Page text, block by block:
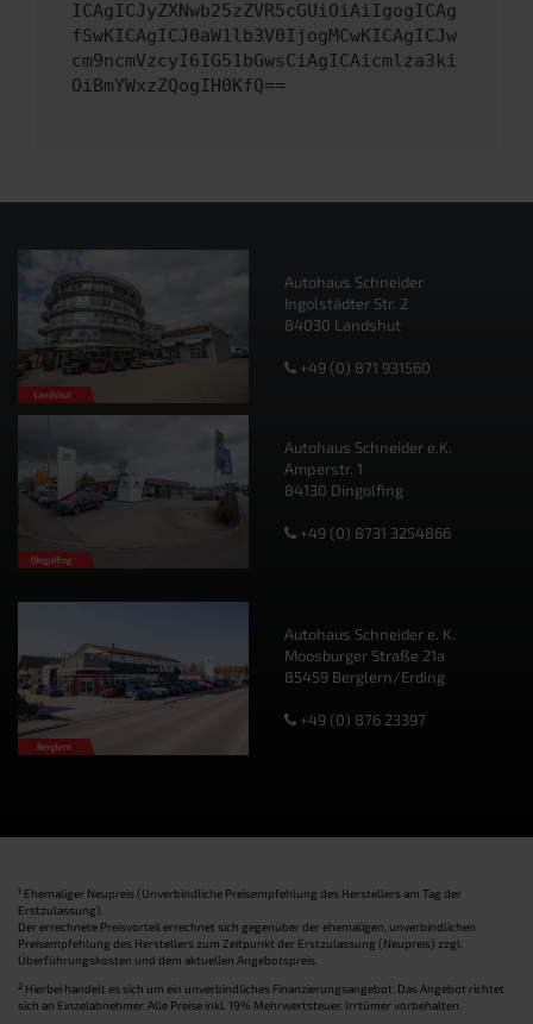
ICAgICJyZXNwb25zZVR5cGUiOiAiIgogICAg
fSwKICAgICJ0aW1lb3V0IjogMCwKICAgICJw
cm9ncmVzcyI6IG51bGwsCiAgICAicmlza3ki
OiBmYWxzZQogIH0KfQ==
Autohaus Schneider
Ingolstädter Str. 2
84030 Landshut
+49 (0) 871 931560
Autohaus Schneider e.K.
Amperstr. 1
84130 Dingolfing
+49 (0) 8731 3254866
Autohaus Schneider e. K.
Moosburger Straße 21a
85459 Berglern/Erding
+49 (0) 876 23397
1 Ehemaliger Neupreis (Unverbindliche Preisempfehlung des Herstellers am Tag der
Erstzulassung).
Der errechnete Preisvorteil errechnet sich gegenüber der ehemaligen, unverbindlichen
Preisempfehlung des Herstellers zum Zeitpunkt der Erstzulassung (Neupreis) zzgl.
Überführungskosten und dem aktuellen Angebotspreis.
2 Hierbei handelt es sich um ein unverbindliches Finanzierungsangebot. Das Angebot richtet
sich an Einzelabnehmer. Alle Preise inkl. 19% Mehrwertsteuer. Irrtümer vorbehalten.